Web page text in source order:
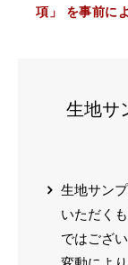
項」 を事前に
生地サ
生地サン
いただく
ではござ